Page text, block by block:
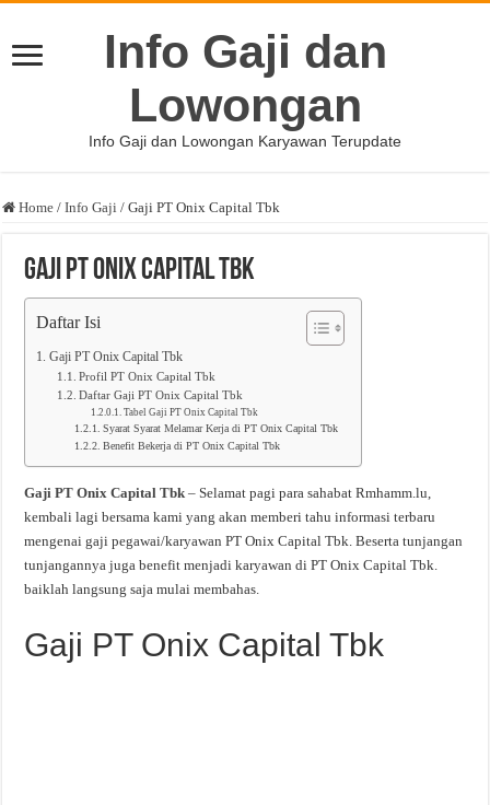
Info Gaji dan
Lowongan
Info Gaji dan Lowongan Karyawan Terupdate
Home / Info Gaji / Gaji PT Onix Capital Tbk
Gaji PT Onix Capital Tbk
Daftar Isi
Gaji PT Onix Capital Tbk
Profil PT Onix Capital Tbk
Daftar Gaji PT Onix Capital Tbk
Tabel Gaji PT Onix Capital Tbk
Syarat Syarat Melamar Kerja di PT Onix Capital Tbk
Benefit Bekerja di PT Onix Capital Tbk
Gaji PT Onix Capital Tbk – Selamat pagi para sahabat Rmhamm.lu,
kembali lagi bersama kami yang akan memberi tahu informasi terbaru
mengenai gaji pegawai/karyawan PT Onix Capital Tbk. Beserta tunjangan
tunjangannya juga benefit menjadi karyawan di PT Onix Capital Tbk.
baiklah langsung saja mulai membahas.
Gaji PT Onix Capital Tbk